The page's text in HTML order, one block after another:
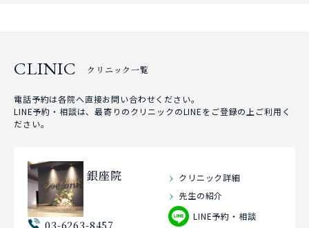
CLINIC クリニック一覧
電話予約は各院へ直接お問い合わせください。
LINE予約・相談は、最寄りのクリニックのLINEをご登録の上ご利用く
ださい。
銀座院
クリニック詳細
先生の紹介
LINE予約・相談